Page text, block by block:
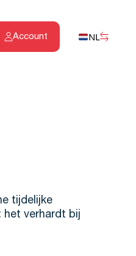
Account NL
tijdelijke
het verhardt bij